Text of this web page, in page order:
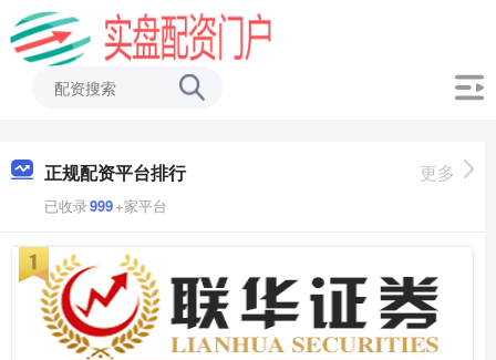
正规配资平台排行
已收录999+家平台
更多